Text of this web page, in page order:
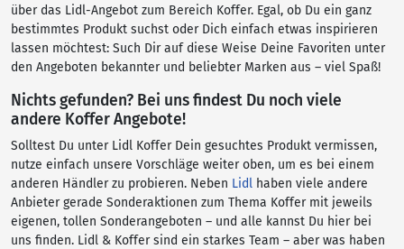
über das Lidl-Angebot zum Bereich Koffer. Egal, ob Du ein ganz
bestimmtes Produkt suchst oder Dich einfach etwas inspirieren
lassen möchtest: Such Dir auf diese Weise Deine Favoriten unter
den Angeboten bekannter und beliebter Marken aus – viel Spaß!
Nichts gefunden? Bei uns findest Du noch viele
andere Koffer Angebote!
Solltest Du unter Lidl Koffer Dein gesuchtes Produkt vermissen,
nutze einfach unsere Vorschläge weiter oben, um es bei einem
anderen Händler zu probieren. Neben Lidl haben viele andere
Anbieter gerade Sonderaktionen zum Thema Koffer mit jeweils
eigenen, tollen Sonderangeboten – und alle kannst Du hier bei
uns finden. Lidl & Koffer sind ein starkes Team – aber was haben